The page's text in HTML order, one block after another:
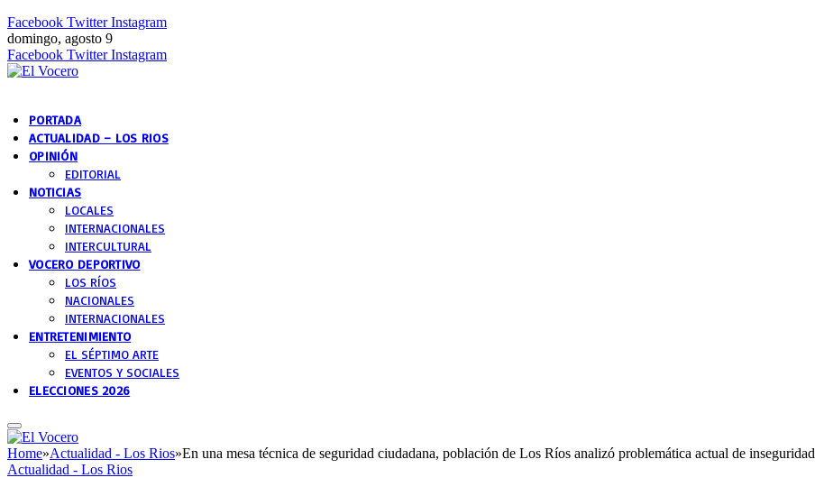
Facebook Twitter Instagram
domingo, agosto 9
Facebook Twitter Instagram
PORTADA
ACTUALIDAD – LOS RIOS
OPINIÓN
EDITORIAL
NOTICIAS
LOCALES
INTERNACIONALES
INTERCULTURAL
VOCERO DEPORTIVO
LOS RÍOS
NACIONALES
INTERNACIONALES
ENTRETENIMIENTO
EL SÉPTIMO ARTE
EVENTOS Y SOCIALES
ELECCIONES 2026
Home»Actualidad - Los Rios»En una mesa técnica de seguridad ciudadana, población de Los Ríos analizó problemática actual de inseguridad
Actualidad - Los Rios